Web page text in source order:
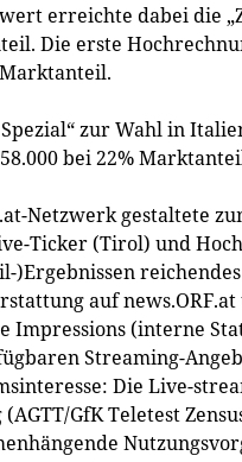
erreichte dabei die
Die erste
Spezial“ zur Wahl in
bei 22%
Netzwerk gestaltete
Ticker (Tirol) und
)Ergebnissen
auf
Impressions (interne
Streaming-
Die Live-
(AGTT/GfK Teletest